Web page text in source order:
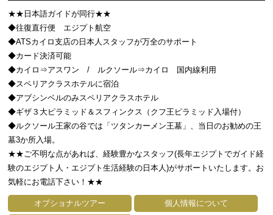
★★日本語ガイドが同行★★
◆往復直行便 エジプト航空
◆ATSカイロ支店の日本人スタッフが万全のサポート
◆カード決済可能
◆カイロ⇒アスワン / ルクソール⇒カイロ 国内線利用
◆スペリアクラスホテルに宿泊
◆アブシンベルのみスペリアクラスホテル
◆ギザ３大ピラミッド＆スフィンクス（クフ王ピラミッド入場付）
◆ルクソール王家の谷では「ツタンカーメン王墓」、当日のお勧めの王
墓3か所入場。
★★ご不明な点があれば、経験豊かなスタッフ(長年エジプトでガイド経
験のエジプト人・エジプト生活経験の日本人)がサポートいたします。お
気軽にお電話下さい！★★
オプショナルツアー 個人情報について